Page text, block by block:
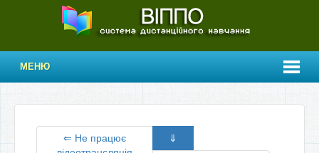
МЕНЮ
⇐ Не працює
⇓